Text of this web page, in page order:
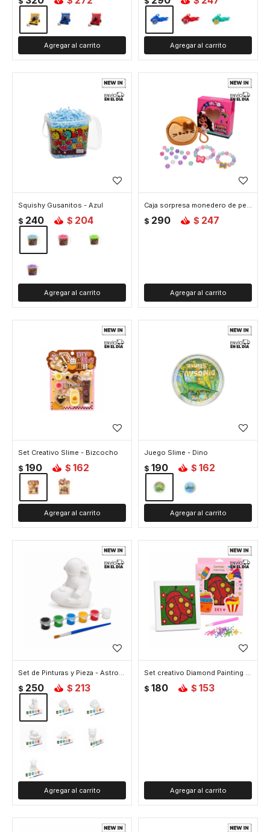
Squishy Gusanitos - Azul
$ 240 $ 204
Caja sorpresa monedero de peluche
$ 290 $ 247
Set Creativo Slime - Bizcocho
$ 190 $ 162
Juego Slime - Dino
$ 190 $ 162
Set de Pinturas y Pieza - Astronauta
$ 250 $ 213
Set creativo Diamond Painting - Mariquita
$ 180 $ 153